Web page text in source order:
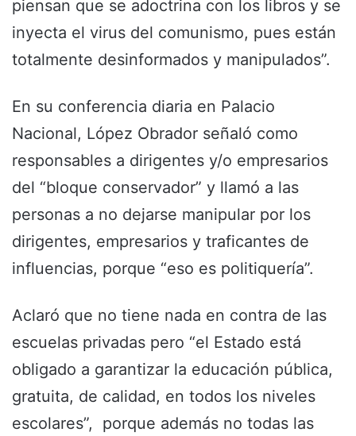
piensan que se adoctrina con los libros y se
inyecta el virus del comunismo, pues están
totalmente desinformados y manipulados”.
En su conferencia diaria en Palacio
Nacional, López Obrador señaló como
responsables a dirigentes y/o empresarios
del “bloque conservador” y llamó a las
personas a no dejarse manipular por los
dirigentes, empresarios y traficantes de
influencias, porque “eso es politiquería”.
Aclaró que no tiene nada en contra de las
escuelas privadas pero “el Estado está
obligado a garantizar la educación pública,
gratuita, de calidad, en todos los niveles
escolares”, porque además no todas las